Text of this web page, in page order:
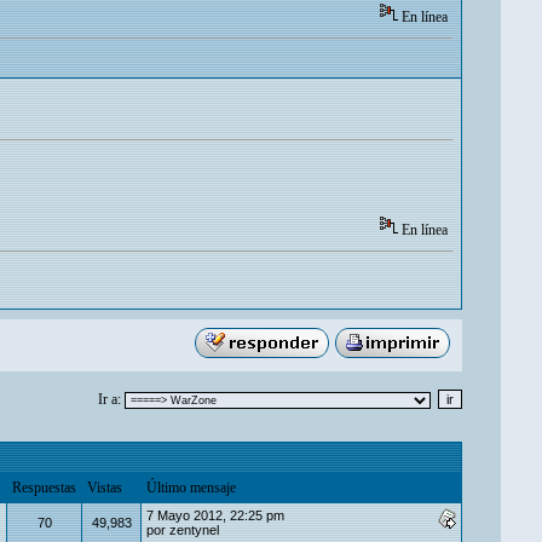
En línea
En línea
Ir a:
Respuestas Vistas Último mensaje
70 49,983
7 Mayo 2012, 22:25 pm
por zentynel